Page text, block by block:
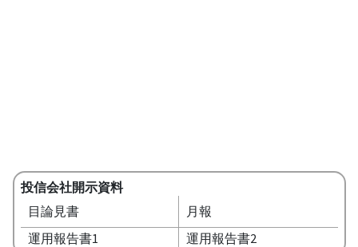
投信会社開示資料
目論見書
月報
運用報告書1
運用報告書2